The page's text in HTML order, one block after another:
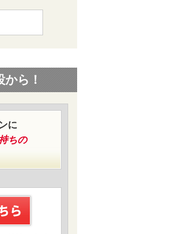
から！
に
ちの